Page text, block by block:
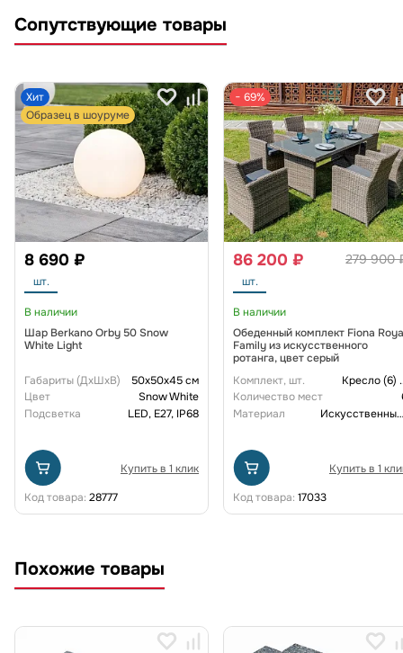
Сопутствующие товары
Хит
Образец в шоуруме
8 690 ₽
шт.
В наличии
Шар Berkano Orby 50 Snow
White Light
Габариты (ДxШxВ)
50x50x45 см
Цвет
Snow White
Подсветка
LED, E27, IP68
Купить в 1 клик
Код товара: 28777
− 69%
279 900
86 200 ₽
шт.
В наличии
Обеденный комплект Fiona
Family из искусственного
ротанга, цвет серый
Комплект, шт.
Кресло (6)
Количество мест
Материал
Искусственный ротанг
Купить в 1
Код товара: 17033
Похожие товары